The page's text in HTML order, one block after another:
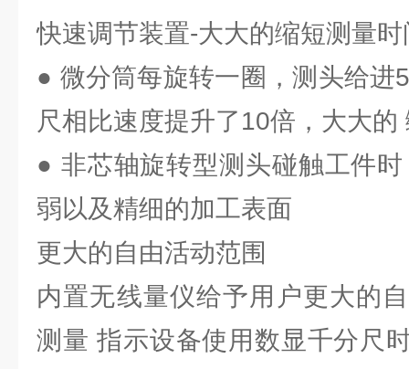
快速调节装置-大大的缩短测量时
● 微分筒每旋转一圈，测头给进
尺相比速度提升了10倍，大大
● 非芯轴旋转型测头碰触工件
弱以及精细的加工表面
更大的自由活动范围
内置无线量仪给予用户更大的
测量 指示设备使用数显千分尺